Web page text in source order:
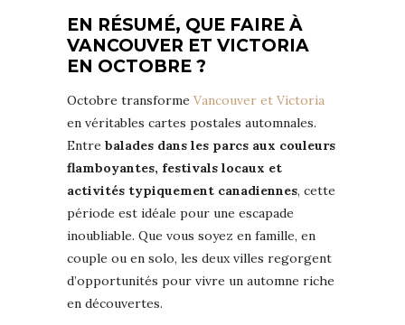
EN RÉSUMÉ, QUE FAIRE À
VANCOUVER ET VICTORIA
EN OCTOBRE ?
Octobre transforme Vancouver et Victoria
en véritables cartes postales automnales.
Entre balades dans les parcs aux couleurs
flamboyantes, festivals locaux et
activités typiquement canadiennes, cette
période est idéale pour une escapade
inoubliable. Que vous soyez en famille, en
couple ou en solo, les deux villes regorgent
d’opportunités pour vivre un automne riche
en découvertes.